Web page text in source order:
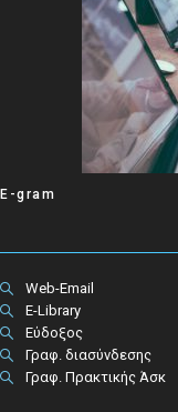
E-gram
Web-Email
E-Library
Εύδοξος
Γραφ. διασύνδεσης
Γραφ. Πρακτικής Άσκ